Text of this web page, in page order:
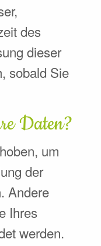
des
dieser
sobald Sie
Daten?
um
der
Andere
Ihres
werden.